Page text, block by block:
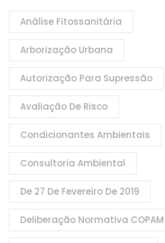
Análise Fitossanitária
Arborização Urbana
Autorização Para Supressão
Avaliação De Risco
Condicionantes Ambientais
Consultoria Ambiental
De 27 De Fevereiro De 2019
Deliberação Normativa COPAM